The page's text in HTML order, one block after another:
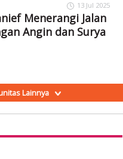
13 Jul 2025
Menerangi Jalan
Angin dan Surya
Lainnya